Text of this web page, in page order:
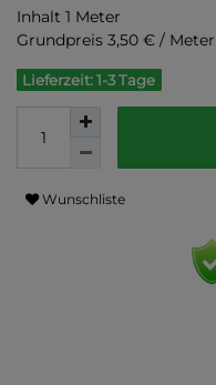
Inhalt 1 Meter
Grundpreis 3,50 € / Meter
Lieferzeit: 1-3 Tage
Wunschliste